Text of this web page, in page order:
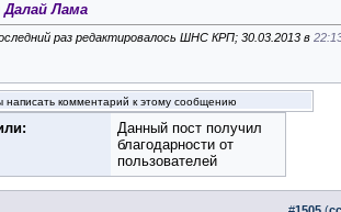
Лама
раз редактировалось ШНС КРП; 30.03.2013 в
написать комментарий к этому сообщению
Данный пост получил
благодарности от
пользователей